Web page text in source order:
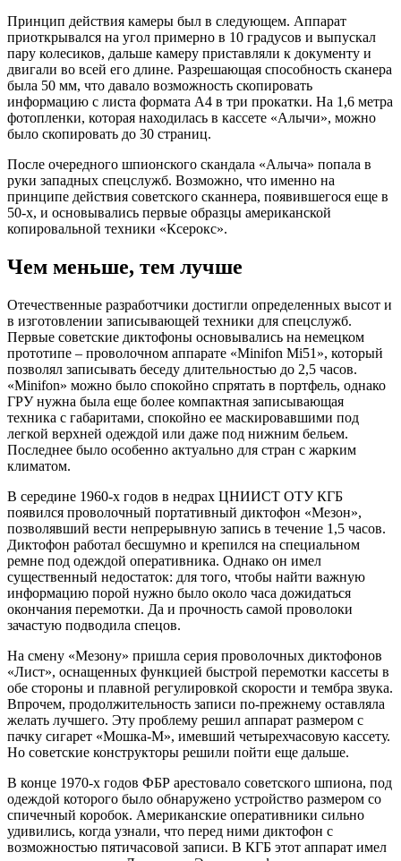
Принцип действия камеры был в следующем. Аппарат
приоткрывался на угол примерно в 10 градусов и выпускал
пару колесиков, дальше камеру приставляли к документу и
двигали во всей его длине. Разрешающая способность сканера
была 50 мм, что давало возможность скопировать
информацию с листа формата A4 в три прокатки. На 1,6 метра
фотопленки, которая находилась в кассете «Алычи», можно
было скопировать до 30 страниц.
После очередного шпионского скандала «Алыча» попала в
руки западных спецслужб. Возможно, что именно на
принципе действия советского сканнера, появившегося еще в
50-х, и основывались первые образцы американской
копировальной техники «Ксерокс».
Чем меньше, тем лучше
Отечественные разработчики достигли определенных высот и
в изготовлении записывающей техники для спецслужб.
Первые советские диктофоны основывались на немецком
прототипе – проволочном аппарате «Minifon Mi51», который
позволял записывать беседу длительностью до 2,5 часов.
«Minifon» можно было спокойно спрятать в портфель, однако
ГРУ нужна была еще более компактная записывающая
техника с габаритами, спокойно ее маскировавшими под
легкой верхней одеждой или даже под нижним бельем.
Последнее было особенно актуально для стран с жарким
климатом.
В середине 1960-х годов в недрах ЦНИИСТ ОТУ КГБ
появился проволочный портативный диктофон «Мезон»,
позволявший вести непрерывную запись в течение 1,5 часов.
Диктофон работал бесшумно и крепился на специальном
ремне под одеждой оперативника. Однако он имел
существенный недостаток: для того, чтобы найти важную
информацию порой нужно было около часа дожидаться
окончания перемотки. Да и прочность самой проволоки
зачастую подводила спецов.
На смену «Мезону» пришла серия проволочных диктофонов
«Лист», оснащенных функцией быстрой перемотки кассеты в
обе стороны и плавной регулировкой скорости и тембра звука.
Впрочем, продолжительность записи по-прежнему оставляла
желать лучшего. Эту проблему решил аппарат размером с
пачку сигарет «Мошка-М», имевший четырехчасовую кассету.
Но советские конструкторы решили пойти еще дальше.
В конце 1970-х годов ФБР арестовало советского шпиона, под
одеждой которого было обнаружено устройство размером со
спичечный коробок. Американские оперативники сильно
удивились, когда узнали, что перед ними диктофон с
возможностью пятичасовой записи. В КГБ этот аппарат имел